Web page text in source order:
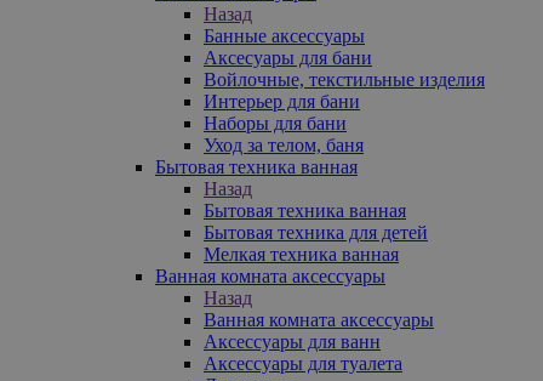
Назад
Банные аксессуары
Аксесуары для бани
Войлочные, текстильные изделия
Интерьер для бани
Наборы для бани
Уход за телом, баня
Бытовая техника ванная
Назад
Бытовая техника ванная
Бытовая техника для детей
Мелкая техника ванная
Ванная комната аксессуары
Назад
Ванная комната аксессуары
Аксессуары для ванн
Аксессуары для туалета